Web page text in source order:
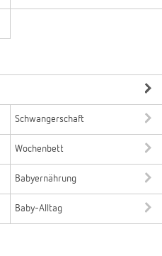
Schwangerschaft
Wochenbett
Babyernährung
Baby-Alltag